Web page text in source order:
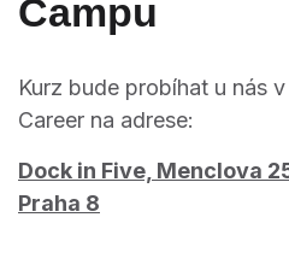
Campu
Kurz bude probíhat u nás
Career na adrese:
Dock in Five, Menclova
Praha 8